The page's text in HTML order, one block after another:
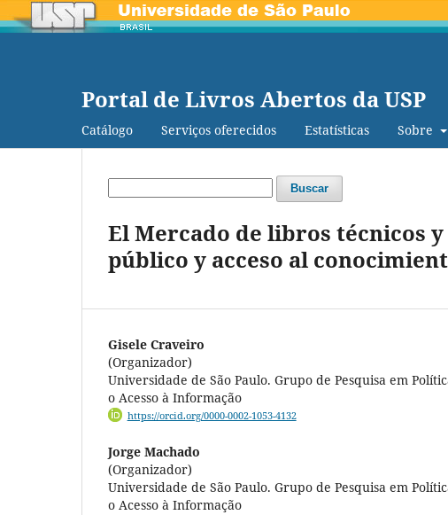
Portal de Livros Abertos da USP
Catálogo Serviços oferecidos Estatísticas Sobre
Buscar
El Mercado de libros técnicos
público y acceso al
Gisele Craveiro
(Organizador)
Universidade de São Paulo. Grupo de Pesquisa em
o Acesso à Informação
https://orcid.org/0000-0002-1053-4132
Jorge Machado
(Organizador)
Universidade de São Paulo. Grupo de Pesquisa em
o Acesso à Informação